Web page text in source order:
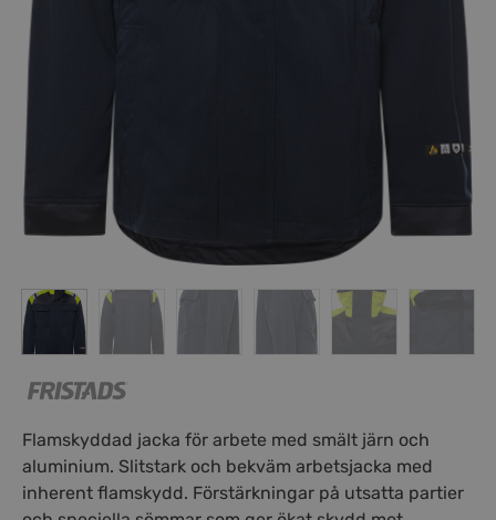
Flamskyddad jacka för arbete med smält järn och
aluminium. Slitstark och bekväm arbetsjacka med
inherent flamskydd. Förstärkningar på utsatta partier